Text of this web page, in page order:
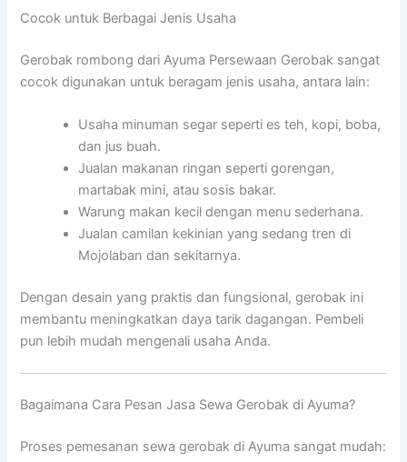
Cocok untuk Berbagai Jenis Usaha
Gerobak rombong dari Ayuma Persewaan Gerobak sangat
cocok digunakan untuk beragam jenis usaha, antara lain:
Usaha minuman segar seperti es teh, kopi, boba,
dan jus buah.
Jualan makanan ringan seperti gorengan,
martabak mini, atau sosis bakar.
Warung makan kecil dengan menu sederhana.
Jualan camilan kekinian yang sedang tren di
Mojolaban dan sekitarnya.
Dengan desain yang praktis dan fungsional, gerobak ini
membantu meningkatkan daya tarik dagangan. Pembeli
pun lebih mudah mengenali usaha Anda.
Bagaimana Cara Pesan Jasa Sewa Gerobak di Ayuma?
Proses pemesanan sewa gerobak di Ayuma sangat mudah: